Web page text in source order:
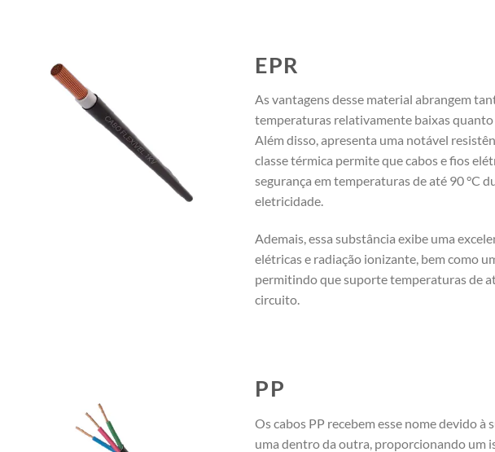
EPR
As vantagens desse material abrangem
temperaturas relativamente baixas
Além disso, apresenta uma notável
classe térmica permite que cabos e fios
segurança em temperaturas de até 90 °C
eletricidade.
Ademais, essa substância exibe uma
elétricas e radiação ionizante, bem como
permitindo que suporte temperaturas de
circuito.
PP
Os cabos PP recebem esse nome devido à
uma dentro da outra, proporcionando um